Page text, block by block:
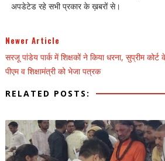
अपडेटेड रहे सभी प्रकार के ख़बरों से।
Newer Article
सरजू पांडेय पार्क में शिक्षकों ने किया धरना, सुप्रीम
पीएम व शिक्षामंत्री को भेजा पत्रक
RELATED POSTS: